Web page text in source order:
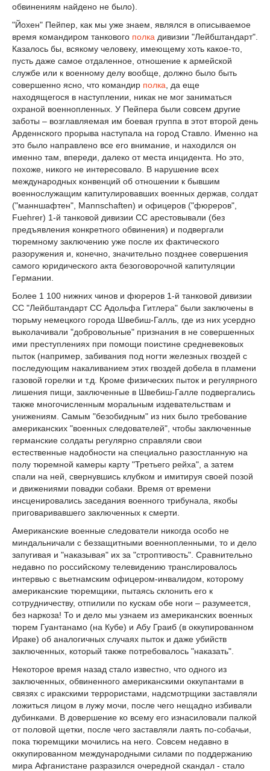
обвинениям найдено не было).
"Йохен" Пейпер, как мы уже знаем, являлся в описываемое
время командиром танкового полка дивизии "Лейбштандарт".
Казалось бы, всякому человеку, имеющему хоть какое-то,
пусть даже самое отдаленное, отношение к армейской
службе или к военному делу вообще, должно было быть
совершенно ясно, что командир полка, да еще
находящегося в наступлении, никак не мог заниматься
охраной военнопленных. У Пейпера были совсем другие
заботы – возглавляемая им боевая группа в этот второй день
Арденнского прорыва наступала на город Ставло. Именно на
это было направлено все его внимание, и находился он
именно там, впереди, далеко от места инцидента. Но это,
похоже, никого не интересовало. В нарушение всех
международных конвенций об отношении к бывшим
военнослужащим капитулировавших военных держав, солдат
("манншафтен", Mannschaften) и офицеров ("фюреров",
Fuehrer) 1-й танковой дивизии СС арестовывали (без
предъявления конкретного обвинения) и подвергали
тюремному заключению уже после их фактического
разоружения и, конечно, значительно позднее совершения
самого юридического акта безоговорочной капитуляции
Германии.
Более 1 100 нижних чинов и фюреров 1-й танковой дивизии
СС "Лейбштандарт СС Адольфа Гитлера" были заключены в
тюрьму немецкого города Швебиш-Галль, где из них усердно
выколачивали "добровольные" признания в не совершенных
ими преступлениях при помощи поистине средневековых
пыток (например, забивания под ногти железных гвоздей с
последующим накаливанием этих гвоздей добела в пламени
газовой горелки и т.д. Кроме физических пыток и регулярного
лишения пищи, заключенные в Швебиш-Галле подвергались
также многочисленным моральным издевательствам и
унижениям. Самым "безобидным" из них было требование
американских "военных следователей", чтобы заключенные
германские солдаты регулярно справляли свои
естественные надобности на специально разостланную на
полу тюремной камеры карту "Третьего рейха", а затем
спали на ней, свернувшись клубком и имитируя своей позой
и движениями повадки собаки. Время от времени
инсценировались заседания военного трибунала, якобы
приговаривавшего заключенных к смерти.
Американские военные следователи никогда особо не
миндальничали с беззащитными военнопленными, то и дело
запугивая и "наказывая" их за "строптивость". Сравнительно
недавно по российскому телевидению транслировалось
интервью с вьетнамским офицером-инвалидом, которому
американские тюремщики, пытаясь склонить его к
сотрудничеству, отпилили по кускам обе ноги – разумеется,
без наркоза! То и дело мы узнаем из американских военных
тюрем Гуантанамо (на Кубе) и Абу Граиб (в оккупированном
Ираке) об аналогичных случаях пыток и даже убийств
заключенных, который также потребовалось "наказать".
Некоторое время назад стало известно, что одного из
заключенных, обвиненного американскими оккупантами в
связях с иракскими террористами, надсмотрщики заставляли
ложиться лицом в лужу мочи, после чего нещадно избивали
дубинками. В довершение ко всему его изнасиловали палкой
от половой щетки, после чего заставляли лаять по-собачьи,
пока тюремщики мочились на него. Совсем недавно в
оккупированном международными силами по поддержанию
мира Афганистане разразился очередной скандал - стало